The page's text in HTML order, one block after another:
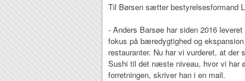
Til Børsen sætter bestyrelsesformand
- Anders Barsøe har siden 2016
fokus på bæredygtighed og
restauranter. Nu har vi vurderet, at
Sushi til det næste niveau, hvor vi har
forretningen, skriver han i en mail.